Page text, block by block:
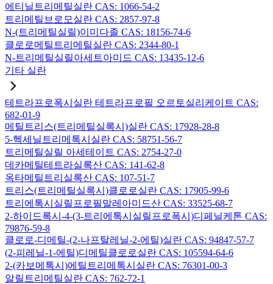
에티닐트리메틸실란 CAS: 1066-54-2
트리메틸브로모실란 CAS: 2857-97-8
N-(트리메틸실릴)이미다졸 CAS: 18156-74-6
클로로메틸트리메틸실란 CAS: 2344-80-1
N-트리메틸실릴아세트아미드 CAS: 13435-12-6
기타 실란
테트라프로폭시실란 테트라프로필 오르토실리케이트 CAS:
682-01-9
메틸트리스(트리메틸실록시)실란 CAS: 17928-28-8
5-헥세닐트리메톡시실란 CAS: 58751-56-7
트리메틸실릴 아세테이트 CAS: 2754-27-0
데카메틸테트라실록산 CAS: 141-62-8
옥타메틸트리실록산 CAS: 107-51-7
트리스(트리메틸실록시)클로로실란 CAS: 17905-99-6
트리에톡시실릴프로필말레아미드산 CAS: 33525-68-7
2-하이드록시-4-(3-트리에톡시실릴프로폭시)디페닐케톤 CAS:
79876-59-8
클로로-디메틸-(2-나프탈레닐-2-에틸)실란 CAS: 94847-57-7
(2-피레닐-1-에틸)디메틸클로로실란 CAS: 105594-64-6
2-(카보메톡시)에틸트리메톡시실란 CAS: 76301-00-3
알릴트리메틸실란 CAS: 762-72-1